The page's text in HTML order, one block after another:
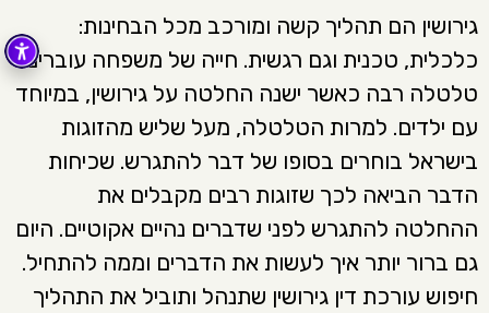
גירושין הם תהליך קשה ומורכב מכל הבחינות:
כלכלית, טכנית וגם רגשית. חייה של משפחה עוברים
טלטלה רבה כאשר ישנה החלטה על גירושין, במיוחד
עם ילדים. למרות הטלטלה, מעל שליש מהזוגות
בישראל בוחרים בסופו של דבר להתגרש. שכיחות
הדבר הביאה לכך שזוגות רבים מקבלים את
ההחלטה להתגרש לפני שדברים נהיים אקוטיים. היום
גם ברור יותר איך לעשות את הדברים וממה להתחיל.
חיפוש עורכת דין גירושין שתנהל ותוביל את התהליך